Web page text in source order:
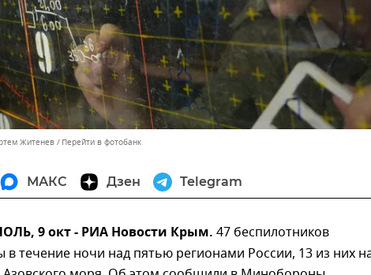
Житенев Перейти в фотобанк
МАКС Дзен Telegram
9 окт - РИА Новости Крым. 47 беспилотников
в течение ночи над пятью регионами России, 13 из них